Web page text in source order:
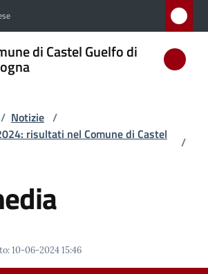
di Castel Guelfo di
/ Notizie /
risultati nel Comune di Castel
/
:10-06-2024 15:46